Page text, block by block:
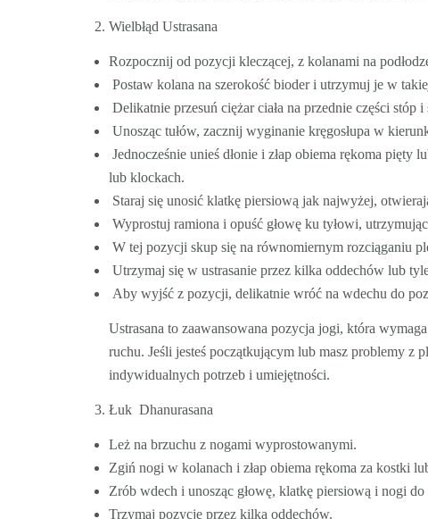
Wielbłąd Ustrasana
Rozpocznij od pozycji kleczącej, z kolanami na
Postaw kolana na szerokość bioder i utrzymuj je w
Delikatnie przesuń ciężar ciała na przednie części
Unosząc tułów, zacznij wyginanie kręgosłupa w
Jednocześnie unieś dłonie i złap obiema rękoma pięty
lub klockach.
Staraj się unosić klatkę piersiową jak najwyżej,
Wyprostuj ramiona i opuść głowę ku tyłowi,
W tej pozycji skup się na równomiernym rozciąganiu
Utrzymaj się w ustrasanie przez kilka oddechów lub
Aby wyjść z pozycji, delikatnie wróć na wdechu do
Ustrasana to zaawansowana pozycja jogi, która
ruchu. Jeśli jesteś początkującym lub masz problemy
indywidualnych potrzeb i umiejętności.
Łuk Dhanurasana
Leż na brzuchu z nogami wyprostowanymi.
Zgiń nogi w kolanach i złap obiema rękoma za kostki
Zrób wdech i unosząc głowę, klatkę piersiową i nogi
Trzymaj pozycję przez kilka oddechów.